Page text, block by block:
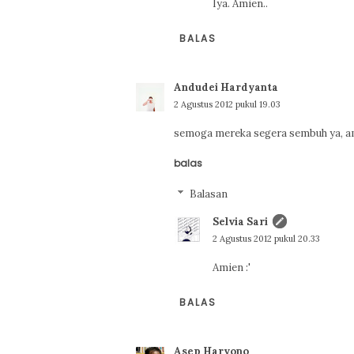
Iya. Amien..
BALAS
Andudei Hardyanta
2 Agustus 2012 pukul 19.03
semoga mereka segera sembuh ya,
balas
Balasan
Selvia Sari
2 Agustus 2012 pukul 20.33
Amien :'
BALAS